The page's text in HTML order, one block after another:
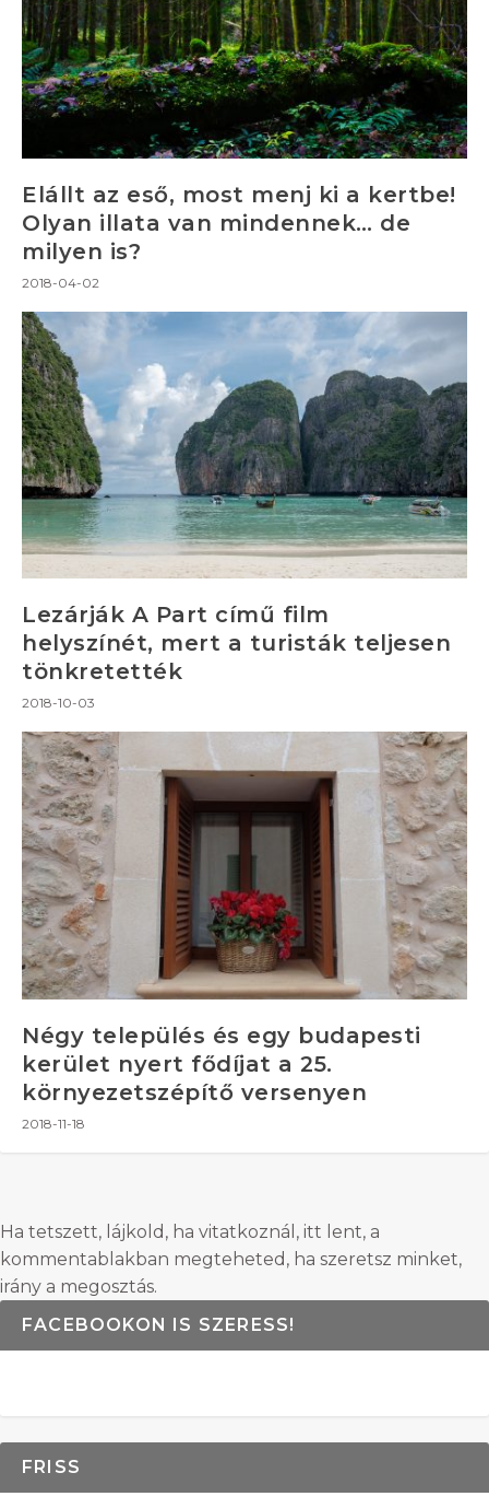
Elállt az eső, most menj ki a kertbe!
Olyan illata van mindennek… de
milyen is?
2018-04-02
Lezárják A Part című film
helyszínét, mert a turisták teljesen
tönkretették
2018-10-03
Négy település és egy budapesti
kerület nyert fődíjat a 25.
környezetszépítő versenyen
2018-11-18
Ha tetszett, lájkold, ha vitatkoznál, itt lent, a
kommentablakban megteheted, ha szeretsz minket,
irány a megosztás.
FACEBOOKON IS SZERESS!
FRISS